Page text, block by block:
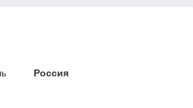
Россия